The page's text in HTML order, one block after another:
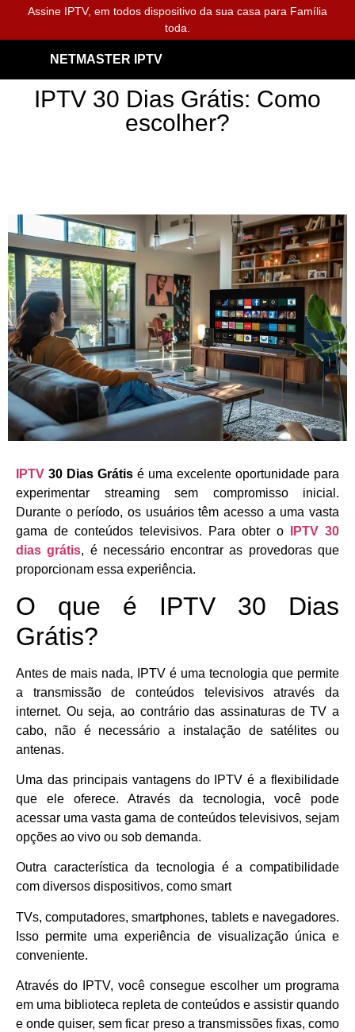
Assine IPTV, em todos dispositivo da sua casa para Família
toda.
NETMASTER IPTV
IPTV 30 Dias Grátis: Como
escolher?
IPTV 30 Dias Grátis é uma excelente oportunidade para
experimentar streaming sem compromisso inicial.
Durante o período, os usuários têm acesso a uma vasta
gama de conteúdos televisivos. Para obter o
IPTV 30
dias grátis, é necessário encontrar as provedoras que
proporcionam essa experiência.
O que é IPTV 30 Dias
Grátis?
Antes de mais nada, IPTV é uma tecnologia que permite
a transmissão de conteúdos televisivos através da
internet. Ou seja, ao contrário das assinaturas de TV a
cabo, não é necessário a instalação de satélites ou
antenas.
Uma das principais vantagens do IPTV é a flexibilidade
que ele oferece. Através da tecnologia, você pode
acessar uma vasta gama de conteúdos televisivos, sejam
opções ao vivo ou sob demanda.
Outra característica da tecnologia é a compatibilidade
com diversos dispositivos, como smart
TVs, computadores, smartphones, tablets e navegadores.
Isso permite uma experiência de visualização única e
conveniente.
Através do IPTV, você consegue escolher um programa
em uma biblioteca repleta de conteúdos e assistir quando
e onde quiser, sem ficar preso a transmissões fixas, como